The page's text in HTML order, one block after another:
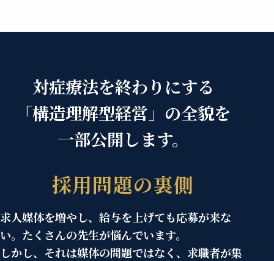
対症療法を終わりにする
「構造理解型経営」の全貌を
一部公開します。
採用問題の裏側
求人媒体を増やし、給与を上げても応募が来な
い。たくさんの先生が悩んでいます。
しかし、それは媒体の問題ではなく、求職者が集